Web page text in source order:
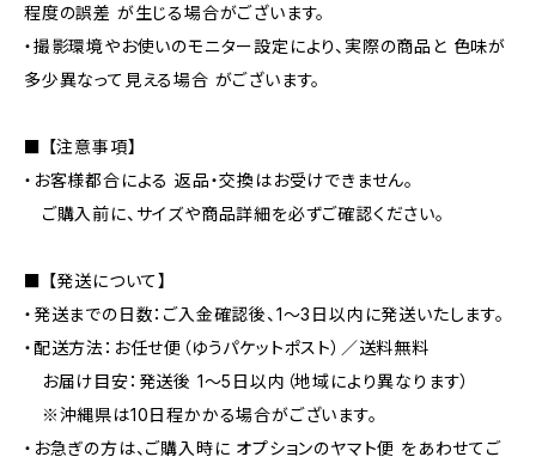
程度の誤差 が生じる場合がございます。
・撮影環境やお使いのモニター設定により、実際の商品と 色味が
多少異なって見える場合 がございます。
■ 【注意事項】
・お客様都合による 返品・交換はお受けできません。
ご購入前に、サイズや商品詳細を必ずご確認ください。
■ 【発送について】
・発送までの日数：ご入金確認後、1～3日以内に発送いたします。
・配送方法：お任せ便（ゆうパケットポスト）／送料無料
お届け目安：発送後 1～5日以内（地域により異なります）
※沖縄県は10日程かかる場合がございます。
・お急ぎの方は、ご購入時に オプションのヤマト便 をあわせてご